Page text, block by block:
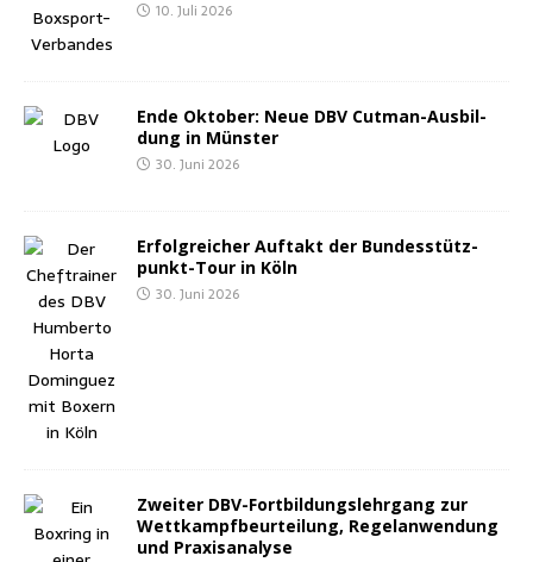
10. Juli 2026
Ende Okto­ber: Neue DBV Cut­man-Aus­bil­
dung in Münster
30. Juni 2026
Erfolg­rei­cher Auf­takt der Bun­des­stütz­
punkt-Tour in Köln
30. Juni 2026
Zwei­ter DBV-Fort­bil­dungs­lehr­gang zur
Wett­kampf­be­ur­tei­lung, Regel­an­wen­dung
und Praxisanalyse